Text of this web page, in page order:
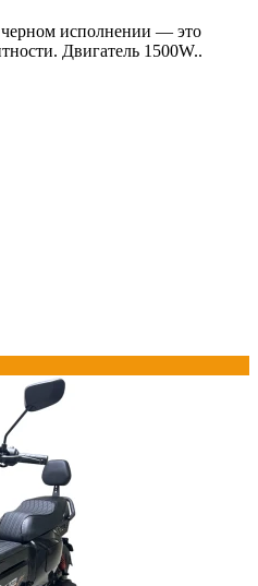
исполнении — это
Двигатель 1500W..